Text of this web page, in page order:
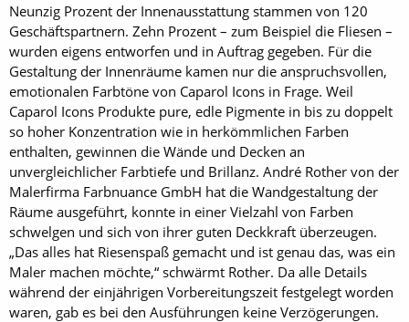
Neunzig Prozent der Innenausstattung stammen von 120
Geschäftspartnern. Zehn Prozent – zum Beispiel die Fliesen –
wurden eigens entworfen und in Auftrag gegeben. Für die
Gestaltung der Innenräume kamen nur die anspruchsvollen,
emotionalen Farbtöne von Caparol Icons in Frage. Weil
Caparol Icons Produkte pure, edle Pigmente in bis zu doppelt
so hoher Konzentration wie in herkömmlichen Farben
enthalten, gewinnen die Wände und Decken an
unvergleichlicher Farbtiefe und Brillanz. André Rother von der
Malerfirma Farbnuance GmbH hat die Wandgestaltung der
Räume ausgeführt, konnte in einer Vielzahl von Farben
schwelgen und sich von ihrer guten Deckkraft überzeugen.
„Das alles hat Riesenspaß gemacht und ist genau das, was ein
Maler machen möchte,“ schwärmt Rother. Da alle Details
während der einjährigen Vorbereitungszeit festgelegt worden
waren, gab es bei den Ausführungen keine Verzögerungen.